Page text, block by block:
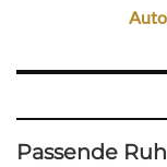
Passende